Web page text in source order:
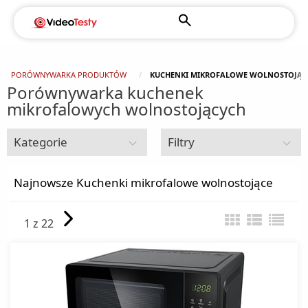
PORÓWNYWARKA PRODUKTÓW KUCHENKI MIKROFALOWE
Porównywarka kuchenek
mikrofalowych wolnostojących
Kategorie Filtry
Akcesoria kuchenne
Czajniki elektryczne
Najnowsze Kuchenki mikrofalowe wolnostojące
1 z 22